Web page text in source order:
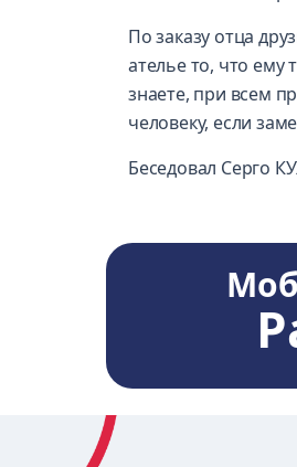
По заказу отца
ателье то, что
знаете, при всем
человеку, если
Беседовал Серго